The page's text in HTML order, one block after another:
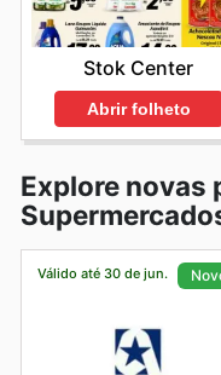
Stok Center
Abrir folheto
Explore novas
Válido até 30 de jun.